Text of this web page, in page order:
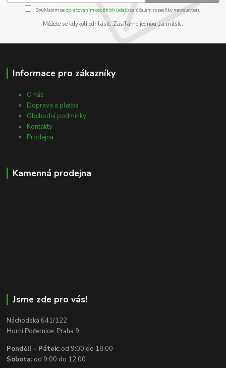
Souhlasím se zpracováním osobních údajůza účelem rozesílky newsletteru.
Můžete se kdykoli odhlásit. Zasíláme jednou za měsíc.
Informace pro zákazníky
O nás
Doprava a platba
Obchodní podmínky
Kontakty
Prodejna
Kamenná prodejna
Jsme zde pro vás!
Náchodská 641/122
Horní Počernice, Praha 9
Pondělí - Pátek: od 9:00 do 18:00
Sobota: od 9:00 do 12:00